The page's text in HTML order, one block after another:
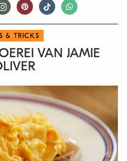
& TRICKS
VAN JAMIE